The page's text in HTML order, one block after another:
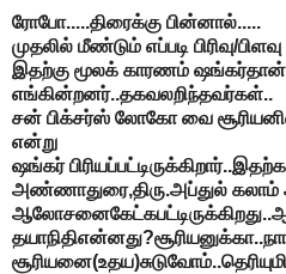
ரோபோ.....திரைக்கு பின்னால்.....
முதலில் மீண்டும் எப்படி பிரிவு/
இதற்கு மூலக் காரணம் ஷங்கர்தான்
எங்கின்றனர்..தகவலறிந்தவர்கள்..
சன் பிக்சர்ஸ் லோகோ வை
என்று
ஷங்கர்
அண்ணாதுரை,திரு.அப்துல் கலாம்